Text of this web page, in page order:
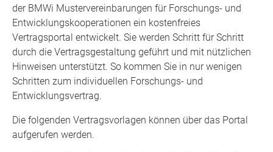
der BMWi Mustervereinbarungen für Forschungs- und
Entwicklungskooperationen ein kostenfreies
Vertragsportal entwickelt. Sie werden Schritt für Schritt
durch die Vertragsgestaltung geführt und mit nützlichen
Hinweisen unterstützt. So kommen Sie in nur wenigen
Schritten zum individuellen Forschungs- und
Entwicklungsvertrag.
Die folgenden Vertragsvorlagen können über das Portal
aufgerufen werden.